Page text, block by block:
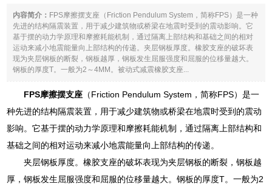
内容简介： FPS摩擦摆支座（Friction Pendulum System，简称FPS）是一种
先进的结构隔震装置，用于减少建筑物或桥梁在地震时受到的震动影响。它
基于摆的动力学原理和摩擦耗能机制，通过隔离上部结构和基础之间的相对
运动来减小地震能量向上部结构的传递。夹层钢板厚度。橡胶支座的破坏表
现为夹层钢板的断裂，钢板越厚，钢板发生屈服强度和屈服的位移量越大。
钢板的厚度T。一般为2～4MM。被动式减震橡胶支座...
FPS摩擦摆支座 （Friction Pendulum System，简称FPS）是一
种先进的结构隔震装置，用于减少建筑物或桥梁在地震时受到的震动
影响。它基于摆的动力学原理和摩擦耗能机制，通过隔离上部结构和
基础之间的相对运动来减小地震能量向上部结构的传递。
夹层钢板厚度。橡胶支座的破坏表现为夹层钢板的断裂，钢板越
厚，钢板发生屈服强度和屈服的位移量越大。钢板的厚度T。一般为2